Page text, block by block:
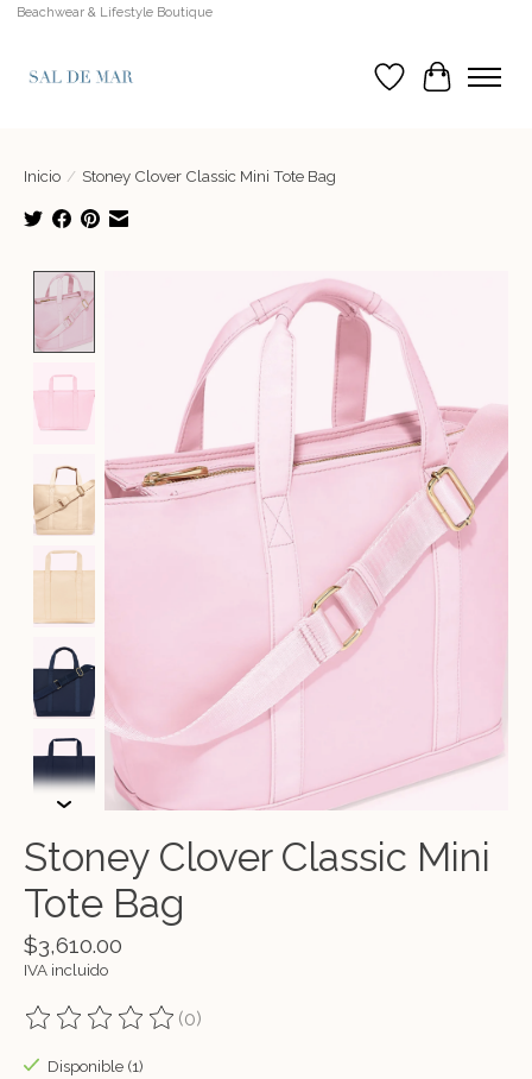
Beachwear & Lifestyle Boutique
Lista de deseos
Cesta
Inicio / Stoney Clover Classic Mini Tote Bag
Product image slideshow Items
Stoney Clover Classic Mini
Tote Bag
$3,610.00
IVA incluido
The rating of this product is
(0)
Disponible (1)